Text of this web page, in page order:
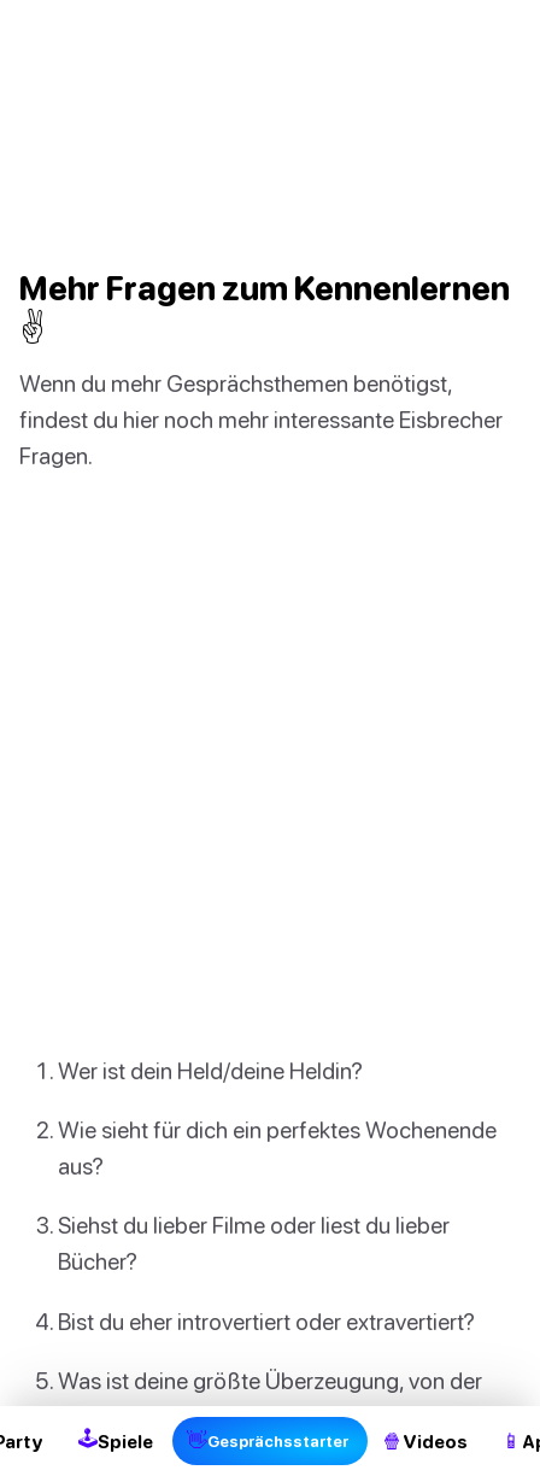
Mehr Fragen zum Kennenlernen
✌️
Wenn du mehr Gesprächsthemen benötigst,
findest du hier noch mehr interessante Eisbrecher
Fragen.
Wer ist dein Held/deine Heldin?
Wie sieht für dich ein perfektes Wochenende
aus?
Siehst du lieber Filme oder liest du lieber
Bücher?
Bist du eher introvertiert oder extravertiert?
Was ist deine größte Überzeugung, von der
dich nichts und niemand abbringen kann?
🕹Spiele 👋Gesprächsstarter 🍿 Videos 📱